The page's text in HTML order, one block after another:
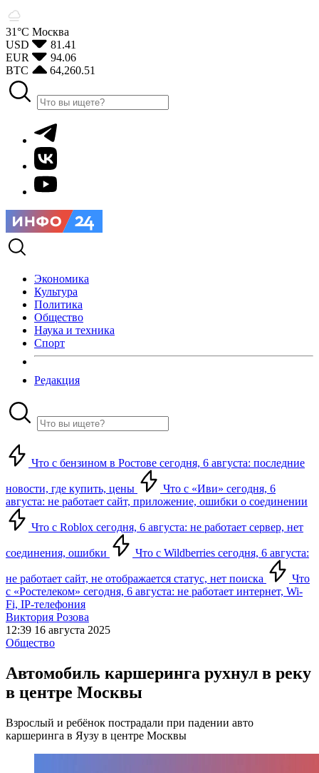
31°С Москва
USD
81.41
EUR
94.06
BTC
64,260.51
Экономика
Культура
Политика
Общество
Наука и техника
Спорт
Редакция
Что с бензином в Ростове сегодня, 6 августа: последние
новости, где купить, цены
Что с «Иви» сегодня, 6
августа: не работает сайт, приложение, ошибки о соединении
Что с Roblox сегодня, 6 августа: не работает сервер, нет
соединения, ошибки Что с Wildberries сегодня, 6 августа:
не работает сайт, не отображается статус, нет поиска
Что
с «Ростелеком» сегодня, 6 августа: не работает интернет, Wi-
Fi, IP-телефония
Виктория Розова
12:39 16 августа 2025
Общество
Автомобиль каршеринга рухнул в реку
в центре Москвы
Взрослый и ребёнок пострадали при падении авто
каршеринга в Яузу в центре Москвы